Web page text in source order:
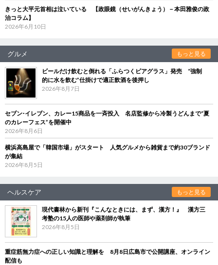
きっと大平元首相は泣いている 【政眼鏡（せいがんきょう）－本田雅俊の政
治コラム】
2026年6月10日
グルメ もっと見る
ビールだけ飲むと倒れる「ふらつくビアグラス」発売 “強制
的に水を飲む”仕掛けで適正飲酒を後押し
2026年8月7日
セブン‐イレブン、カレー15商品を一斉投入 名店監修から冷製うどんまで“夏
のカレーフェス”を開催中
2026年8月6日
横浜高島屋で「韓国市場」がスタート 人気グルメから雑貨まで約30ブランド
が集結
2026年8月5日
ヘルスケア もっと見る
現代書林から新刊『こんなときには、まず、漢方！』 漢方三
考塾の15人の医師や薬剤師が執筆
2026年8月5日
重症筋無力症への正しい知識と理解を 8月8日広島市で公開講座、オンライン
配信も